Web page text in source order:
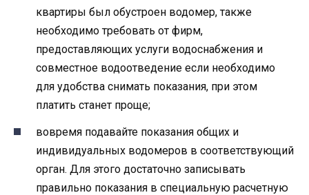
квартиры был обустроен водомер, также
необходимо требовать от фирм,
предоставляющих услуги водоснабжения и
совместное водоотведение если необходимо
для удобства снимать показания, при этом
платить станет проще;
вовремя подавайте показания общих и
индивидуальных водомеров в соответствующий
орган. Для этого достаточно записывать
правильно показания в специальную расчетную